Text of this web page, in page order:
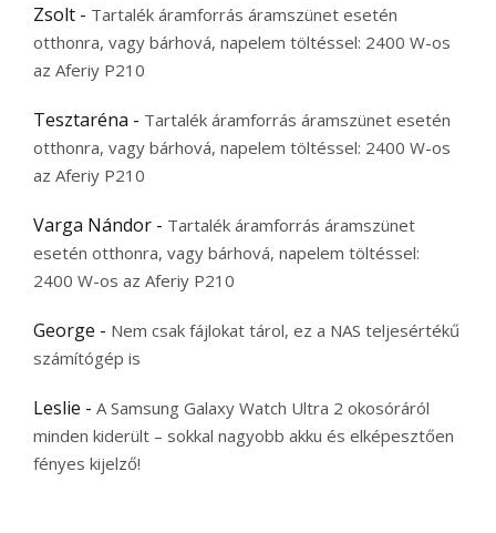
Zsolt - Tartalék áramforrás áramszünet esetén
otthonra, vagy bárhová, napelem töltéssel: 2400 W-os
az Aferiy P210
Tesztaréna - Tartalék áramforrás áramszünet esetén
otthonra, vagy bárhová, napelem töltéssel: 2400 W-os
az Aferiy P210
Varga Nándor - Tartalék áramforrás áramszünet
esetén otthonra, vagy bárhová, napelem töltéssel:
2400 W-os az Aferiy P210
George - Nem csak fájlokat tárol, ez a NAS teljesértékű
számítógép is
Leslie - A Samsung Galaxy Watch Ultra 2 okosóráról
minden kiderült – sokkal nagyobb akku és elképesztően
fényes kijelző!